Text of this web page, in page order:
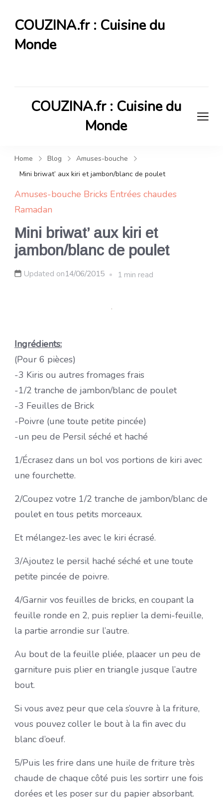
COUZINA.fr : Cuisine du
Monde
COUZINA.fr : Cuisine du
Monde
Home Blog
Amuses-bouche
Mini briwat’ aux kiri et jambon/blanc de poulet
Amuses-bouche Bricks Entrées chaudes
Ramadan
Mini briwat’ aux kiri et
jambon/blanc de poulet
Updated on14/06/2015 1 min read
Ingrédients:
(Pour 6 pièces)
-3 Kiris ou autres fromages frais
-1/2 tranche de jambon/blanc de poulet
-3 Feuilles de Brick
-Poivre (une toute petite pincée)
-un peu de Persil séché et haché
1/Écrasez dans un bol vos portions de kiri avec
une fourchette.
2/Coupez votre 1/2 tranche de jambon/blanc de
poulet en tous petits morceaux.
Et mélangez-les avec le kiri écrasé.
3/Ajoutez le persil haché séché et une toute
petite pincée de poivre.
4/Garnir vos feuilles de bricks, en coupant la
feuille ronde en 2, puis replier la demi-feuille,
la partie arrondie sur l’autre.
Au bout de la feuille pliée, plaacer un peu de
garniture puis plier en triangle jusque l’autre
bout.
Si vous avez peur que cela s’ouvre à la friture,
vous pouvez coller le bout à la fin avec du
blanc d’oeuf.
5/Puis les frire dans une huile de friture très
chaude de chaque côté puis les sortirr une fois
dorées et les poser sur du papier absorbant.